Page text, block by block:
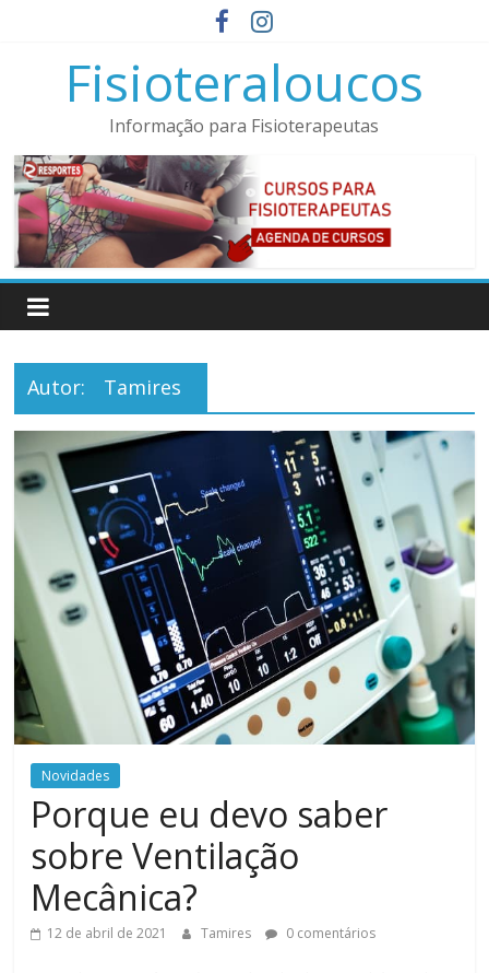
conteúdoFisioteraloucos
Informação para Fisioterapeutas
Autor: Tamires
Novidades
Porque eu devo saber
sobre Ventilação
Mecânica?
12 de abril de 2021 Tamires 0 comentários